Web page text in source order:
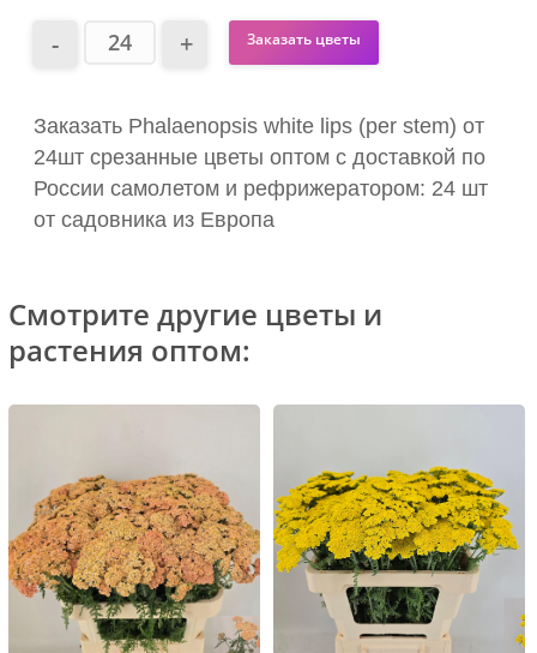
Заказать цветы
Заказать Phalaenopsis white lips (per stem) от
24шт срезанные цветы оптом с доставкой по
России самолетом и рефрижератором: 24 шт
от садовника из Европа
Смотрите другие цветы и
растения оптом: